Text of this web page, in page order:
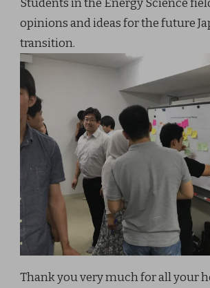
Students in the Energy Science
opinions and ideas for the future
transition.
Thank you very much for all your